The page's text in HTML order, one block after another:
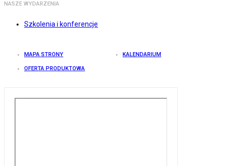
NASZE WYDARZENIA
Szkolenia i konferencje
MAPA STRONY KALENDARIUM
OFERTA PRODUKTOWA